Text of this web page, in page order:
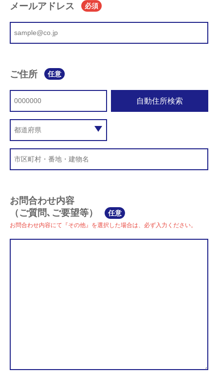
メールアドレス 必須
ご住所 任意
自動住所検索
お問合わせ内容
（ご質問､ご要望等）
任意
お問合わせ内容にて『その他』を選択した場合は、必ず入力ください。